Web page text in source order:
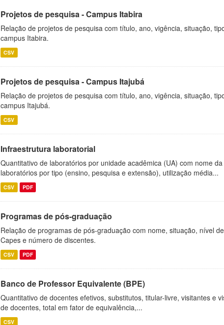
Projetos de pesquisa - Campus Itabira
Relação de projetos de pesquisa com título, ano, vigência, situação,
campus Itabira.
CSV
Projetos de pesquisa - Campus Itajubá
Relação de projetos de pesquisa com título, ano, vigência, situação,
campus Itajubá.
CSV
Infraestrutura laboratorial
Quantitativo de laboratórios por unidade acadêmica (UA) com nome
laboratórios por tipo (ensino, pesquisa e extensão), utilização média...
CSV PDF
Programas de pós-graduação
Relação de programas de pós-graduação com nome, situação, nível
Capes e número de discentes.
CSV PDF
Banco de Professor Equivalente (BPE)
Quantitativo de docentes efetivos, substitutos, titular-livre, visitantes e
de docentes, total em fator de equivalência,...
CSV